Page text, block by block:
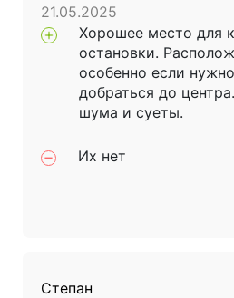
21.05.2025
Хорошее место для
остановки.
особенно если
добраться до
шума и суеты.
Их нет
Степан